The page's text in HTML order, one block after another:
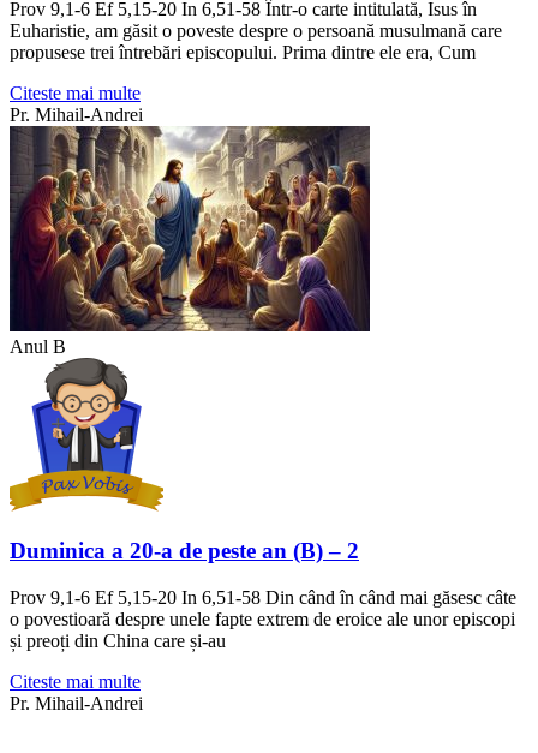
Prov 9,1-6 Ef 5,15-20 In 6,51-58 Într-o carte intitulată, Isus în
Euharistie, am găsit o poveste despre o persoană musulmană care
propusese trei întrebări episcopului. Prima dintre ele era, Cum
Citeste mai multe
Pr. Mihail-Andrei
Anul B
Duminica a 20-a de peste an (B) – 2
Prov 9,1-6 Ef 5,15-20 In 6,51-58 Din când în când mai găsesc câte
o povestioară despre unele fapte extrem de eroice ale unor episcopi
și preoți din China care și-au
Citeste mai multe
Pr. Mihail-Andrei